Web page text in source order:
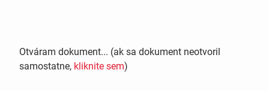
Otváram dokument... (ak sa dokument neotvoril
samostatne, kliknite sem)